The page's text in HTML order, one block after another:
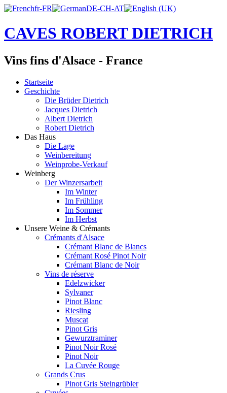
CAVES ROBERT DIETRICH
Vins fins d'Alsace - France
Startseite
Geschichte
Die Brüder Dietrich
Jacques Dietrich
Albert Dietrich
Robert Dietrich
Das Haus
Die Lage
Weinbereitung
Weinprobe-Verkauf
Weinberg
Der Winzersarbeit
Im Winter
Im Frühling
Im Sommer
Im Herbst
Unsere Weine & Crémants
Crémants d'Alsace
Crémant Blanc de Blancs
Crémant Rosé Pinot Noir
Crémant Blanc de Noir
Vins de réserve
Edelzwicker
Sylvaner
Pinot Blanc
Riesling
Muscat
Pinot Gris
Gewurztraminer
Pinot Noir Rosé
Pinot Noir
La Cuvée Rouge
Grands Crus
Pinot Gris Steingrübler